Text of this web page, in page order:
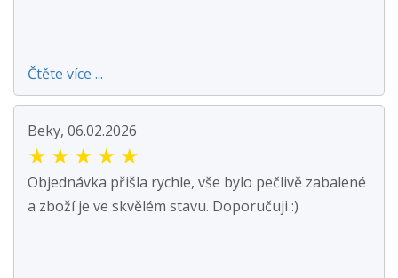
Čtěte více ...
Beky, 06.02.2026
★ ★ ★ ★ ★
Objednávka přišla rychle, vše bylo pečlivě zabalené
a zboží je ve skvělém stavu. Doporučuji :)